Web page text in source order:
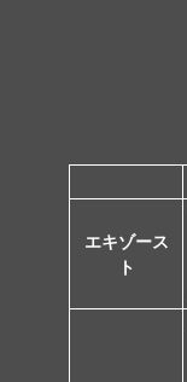
エキゾース
ト